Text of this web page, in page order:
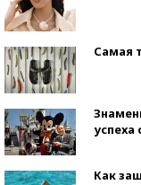
Самая
успеха
Как